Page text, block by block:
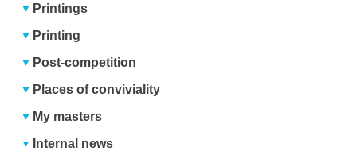
Printings
Printing
Post-competition
Places of conviviality
My masters
Internal news